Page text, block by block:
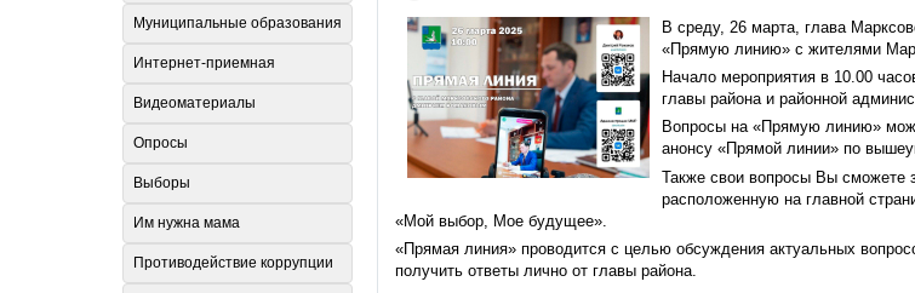
В среду, 26 марта, глава
«Прямую линию» с жителями
Начало мероприятия в 10.00
главы района и районной
Вопросы на «Прямую линию»
анонсу «Прямой линии» по
Также свои вопросы Вы сможете
расположенную на главной
«Мой выбор, Мое будущее».
«Прямая линия» проводится с целью обсуждения актуальных
получить ответы лично от главы района.
Муниципальные образования
Интернет-приемная
Видеоматериалы
Опросы
Выборы
Им нужна мама
Противодействие коррупции